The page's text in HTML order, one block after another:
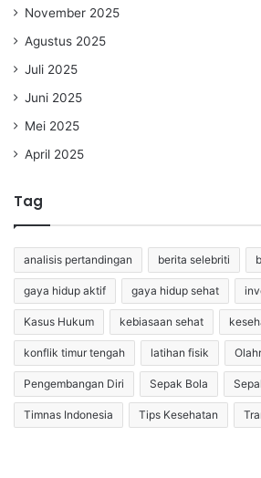
November 2025
Agustus 2025
Juli 2025
Juni 2025
Mei 2025
April 2025
Tag
analisis pertandingan berita selebriti
gaya hidup aktif gaya hidup sehat
Kasus Hukum kebiasaan sehat
konflik timur tengah latihan fisik
Pengembangan Diri Sepak Bola
Timnas Indonesia Tips Kesehatan